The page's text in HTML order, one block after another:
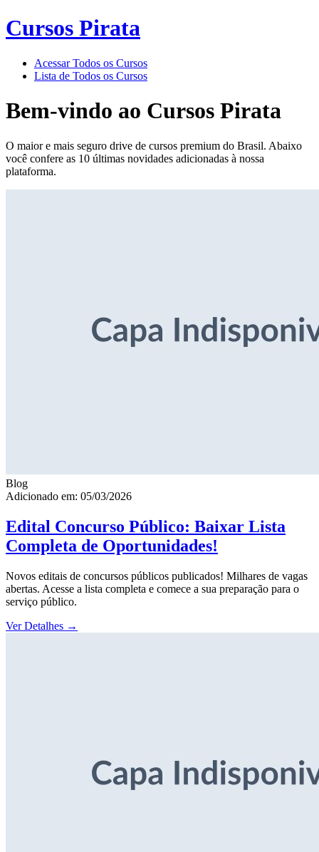
Cursos Pirata
Acessar Todos os Cursos
Lista de Todos os Cursos
Bem-vindo ao Cursos Pirata
O maior e mais seguro drive de cursos premium do Brasil. Abaixo
você confere as 10 últimas novidades adicionadas à nossa
plataforma.
Blog
Adicionado em: 05/03/2026
Edital Concurso Público: Baixar Lista
Completa de Oportunidades!
Novos editais de concursos públicos publicados! Milhares de vagas
abertas. Acesse a lista completa e comece a sua preparação para o
serviço público.
Ver Detalhes →